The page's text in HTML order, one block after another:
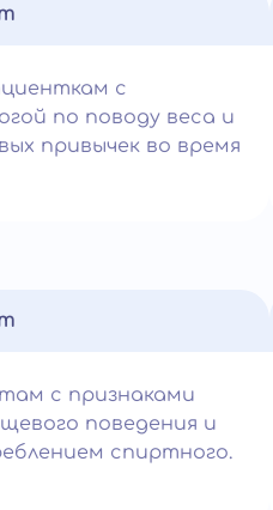
с
по поводу веса и
привычек во время
с признаками
поведения и
спиртного.